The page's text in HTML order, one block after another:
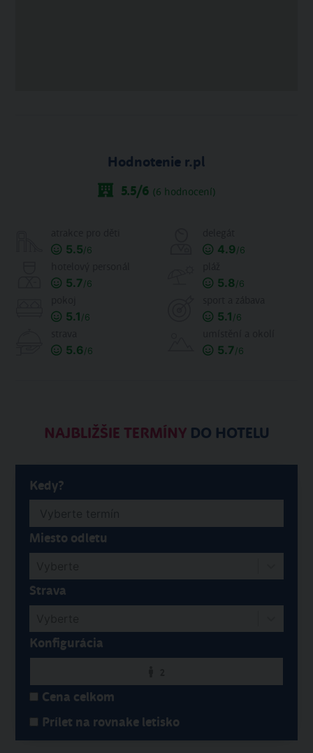
Hodnotenie r.pl
5.5/6 (6 hodnocení)
5.5/6 4.9/6
5.7/6 5.8/6
5.1 /6 5.1 /6
5.6/6 5.7/6
NAJBLIŽŠIE TERMÍNYDO HOTELU
Kedy?
Miesto odletu
Strava
Konfigurácia
Cena celkom
Prílet na rovnake letisko